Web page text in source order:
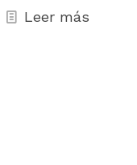
Leer más